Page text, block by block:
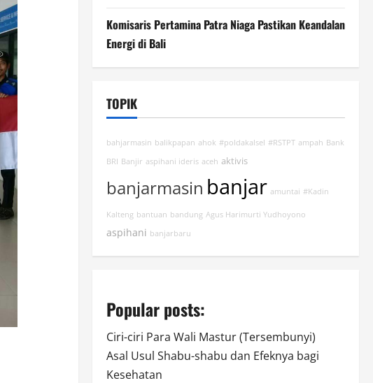
Komisaris Pertamina Patra Niaga Pastikan Keandalan
Energi di Bali
TOPIK
bahjarmasin balikpapan ahok #poldakalsel #RSTPT ampah Bank
BRI Banjir aspihani ideris aceh aktivis
banjarmasin banjar amuntai #Kadin
Kalteng bantuan bandung Agus Harimurti Yudhoyono
aspihani banjarbaru
Popular posts:
Ciri-ciri Para Wali Mastur (Tersembunyi)
Asal Usul Shabu-shabu dan Efeknya bagi
Kesehatan